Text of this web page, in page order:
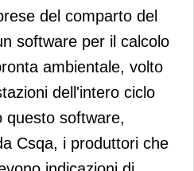
del comparto del
software per il calcolo
ambientale, volto
dell'intero ciclo
questo software,
Csqa, i produttori che